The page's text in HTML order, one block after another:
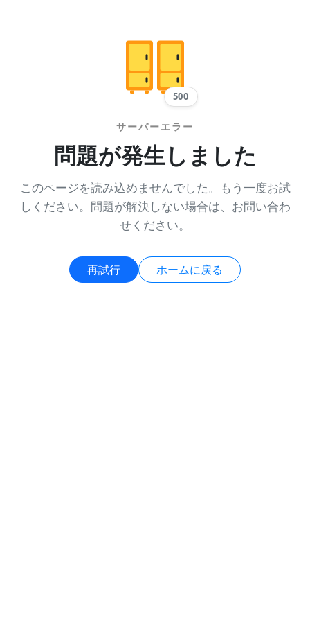
500
サーバーエラー
問題が発生しました
このページを読み込めませんでした。もう一度お試
しください。問題が解決しない場合は、お問い合わ
せください。
再試行 ホームに戻る